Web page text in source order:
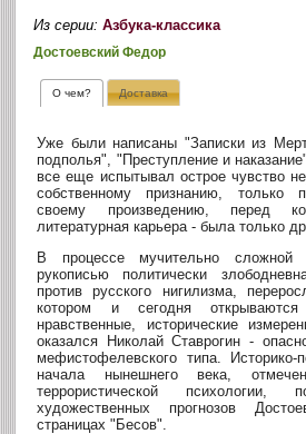
Из серии:Азбука-классика
Достоевский Федор
О чем? Доставка
Уже были написаны "Записки из
подполья", "Преступление и
все еще испытывал острое чувство
собственному признанию, только
своему произведению, перед
литературная карьера - была только
В процессе мучительно сложной
рукописью политически
против русского нигилизма,
котором и сегодня
нравственные, исторические
оказался Николай Ставрогин -
мефистофелевского типа.
начала нынешнего века,
террористической психологии,
художественных прогнозов
страницах "Бесов".